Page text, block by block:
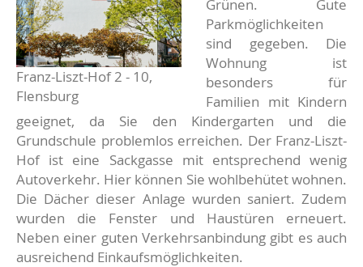
Franz-Liszt-Hof 2 - 10,
Flensburg
Grünen. Gute
Parkmöglichkeiten
sind gegeben. Die
Wohnung ist
besonders für
Familien mit Kindern
geeignet, da Sie den Kindergarten und die
Grundschule problemlos erreichen. Der Franz-Liszt-
Hof ist eine Sackgasse mit entsprechend wenig
Autoverkehr. Hier können Sie wohlbehütet wohnen.
Die Dächer dieser Anlage wurden saniert. Zudem
wurden die Fenster und Haustüren erneuert.
Neben einer guten Verkehrsanbindung gibt es auch
ausreichend Einkaufsmöglichkeiten.